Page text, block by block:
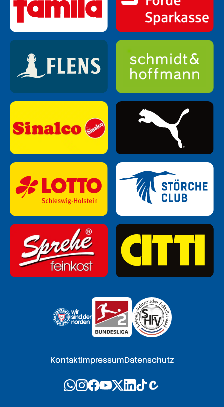
KontaktImpressumDatenschutz